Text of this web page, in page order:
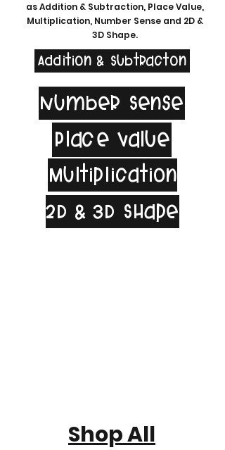
as Addition & Subtraction, Place Value,
Multiplication, Number Sense and 2D &
3D Shape.
Addition & Subtracton
Number Sense
Place Value
Multiplication
2D & 3D Shape
Shop All